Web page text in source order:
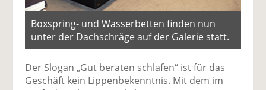
Boxspring- und Wasserbetten finden nun
unter der Dachschräge auf der Galerie statt.
Der Slogan „Gut beraten schlafen“ ist für das
Geschäft kein Lippenbekenntnis. Mit dem im